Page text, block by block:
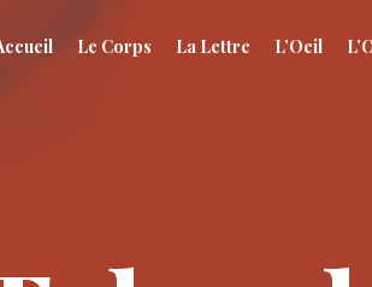
Le Corps La Lettre L’Oeil